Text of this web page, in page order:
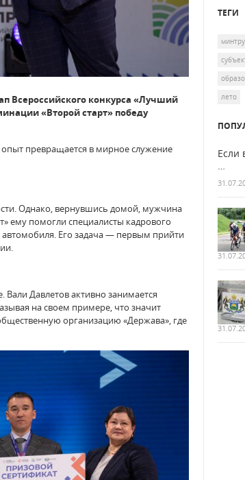
Всероссийского конкурса «Лучший
«Второй старт» победу
опыт превращается в мирное служение
Однако, вернувшись домой, мужчина
ему помогли специалисты кадрового
автомобиля. Его задача — первым прийти
Давлетов активно занимается
на своем примере, что значит
организацию «Держава», где
ТЕГИ
лето
Если
…